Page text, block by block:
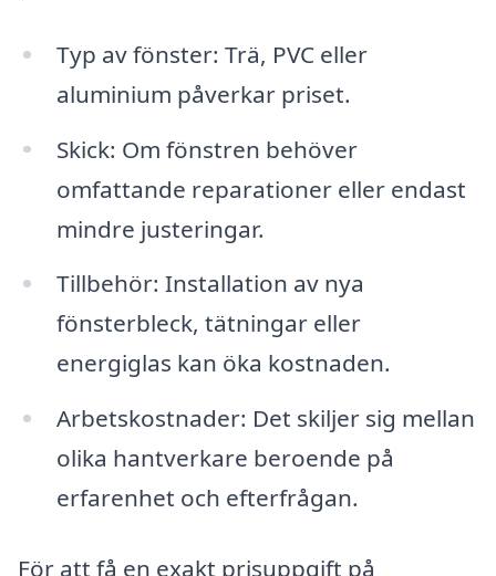
Typ av fönster: Trä, PVC eller
aluminium påverkar priset.
Skick: Om fönstren behöver
omfattande reparationer eller endast
mindre justeringar.
Tillbehör: Installation av nya
fönsterbleck, tätningar eller
energiglas kan öka kostnaden.
Arbetskostnader: Det skiljer sig mellan
olika hantverkare beroende på
erfarenhet och efterfrågan.
För att få en exakt prisuppgift på